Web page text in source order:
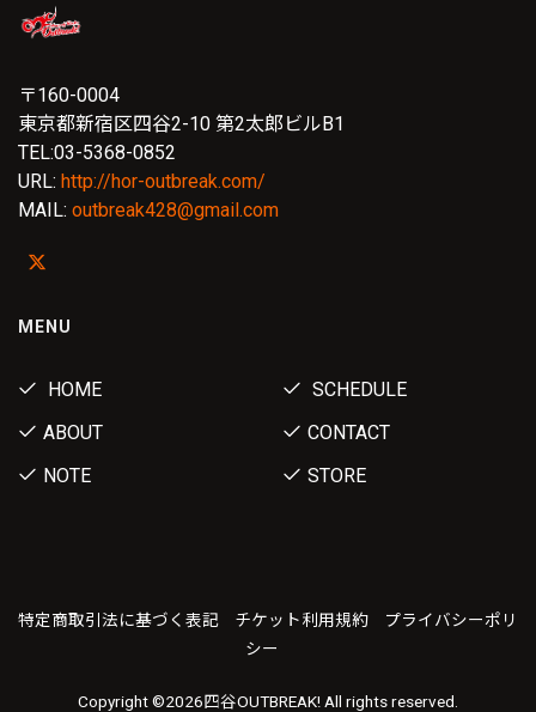
〒160-0004
東京都新宿区四谷2-10 第2太郎ビルB1
TEL:03-5368-0852
URL: http://hor-outbreak.com/
MAIL: outbreak428@gmail.com
MENU
HOME
SCHEDULE
ABOUT
CONTACT
NOTE
STORE
特定商取引法に基づく表記 チケット利用規約
プライバシーポリ
シー
Copyright ©2026四谷OUTBREAK! All rights reserved.